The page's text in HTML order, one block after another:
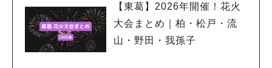
【東葛】2026年開催！花火
大会まとめ｜柏・松戸・流
山・野田・我孫子